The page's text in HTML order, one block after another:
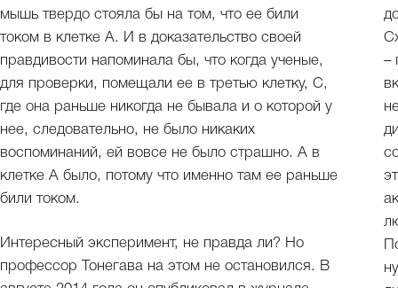
мышь твердо стояла бы на том, что ее били
током в клетке А. И в доказательство своей
правдивости напоминала бы, что когда ученые,
для проверки, помещали ее в третью клетку, С,
где она раньше никогда не бывала и о которой у
нее, следовательно, не было никаких
воспоминаний, ей вовсе не было страшно. А в
клетке А было, потому что именно там ее раньше
били током.
Интересный эксперимент, не правда ли? Но
профессор Тонегава на этом не остановился. В
–